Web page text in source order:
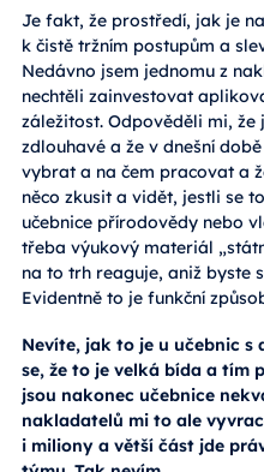
Je fakt, že prostředí, jak je
k čistě tržním postupům a
Nedávno jsem jednomu z
nechtěli zainvestovat
záležitost. Odpověděli mi,
zdlouhavé a že v dnešní
vybrat a na čem pracovat a
něco zkusit a vidět, jestli se
učebnice přírodovědy nebo
třeba výukový materiál
na to trh reaguje, aniž byste
Evidentně to je funkční
Nevíte, jak to je u učebnic
se, že to je velká bída a tím
jsou nakonec učebnice
nakladatelů mi to ale
i miliony a větší část jde